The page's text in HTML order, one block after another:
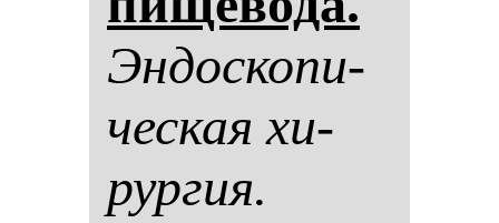
Эн­дос­ко­пи­
чес­кая хи­
рур­гия.